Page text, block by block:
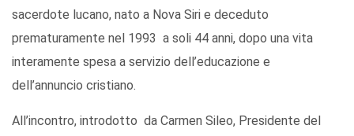
sacerdote lucano, nato a Nova Siri e deceduto
prematuramente nel 1993 a soli 44 anni, dopo una vita
interamente spesa a servizio dell’educazione e
dell’annuncio cristiano.
All’incontro, introdotto da Carmen Sileo, Presidente del